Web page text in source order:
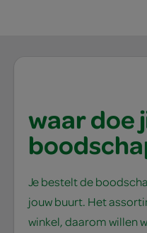
waar doe
Je bestelt de
jouw buurt. Het
winkel, daarom willen